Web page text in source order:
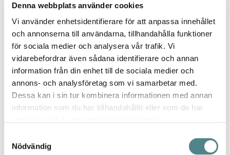
Denna webbplats använder cookies
Vi använder enhetsidentifierare för att anpassa innehållet
och annonserna till användarna, tillhandahålla funktioner
för sociala medier och analysera vår trafik. Vi
vidarebefordrar även sådana identifierare och annan
information från din enhet till de sociala medier och
annons- och analysföretag som vi samarbetar med.
Dessa kan i sin tur kombinera informationen med annan
information som du har tillhandahållit eller som de har
Nödvändig
Sköna arbetsskor för dig som jobbar inom t.ex. kök,
vård och omsorg.
Dämpande minnessulan Softsole 8.0 avlastar och ger
energi över åt annat efter jobbet.
Ovandel i vattenavvisande skinn
När du pensionerat clogsen som arbetsskor, passar
de utmärkt som hemmatofflor på fritiden.
Mer information